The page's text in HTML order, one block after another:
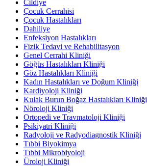
Cildiye
Çocuk Cerrahisi
Çocuk Hastalıkları
Dahiliye
Enfeksiyon Hastalıkları
Fizik Tedavi ve Rehabilitasyon
Genel Cerrahi Kliniği
Göğüs Hastalıkları Kliniği
Göz Hastalıkları Kliniği
Kadın Hastalıkları ve Doğum Kliniği
Kardiyoloji Kliniği
Kulak Burun Boğaz Hastalıkları Kliniği
Nöroloji Kliniği
Ortopedi ve Travmatoloji Kliniği
Psikiyatri Kliniği
Radyoloji ve Radyodiagnostik Kliniği
Tıbbi Biyokimya
Tıbbi Mikrobiyoloji
Üroloji Kliniği